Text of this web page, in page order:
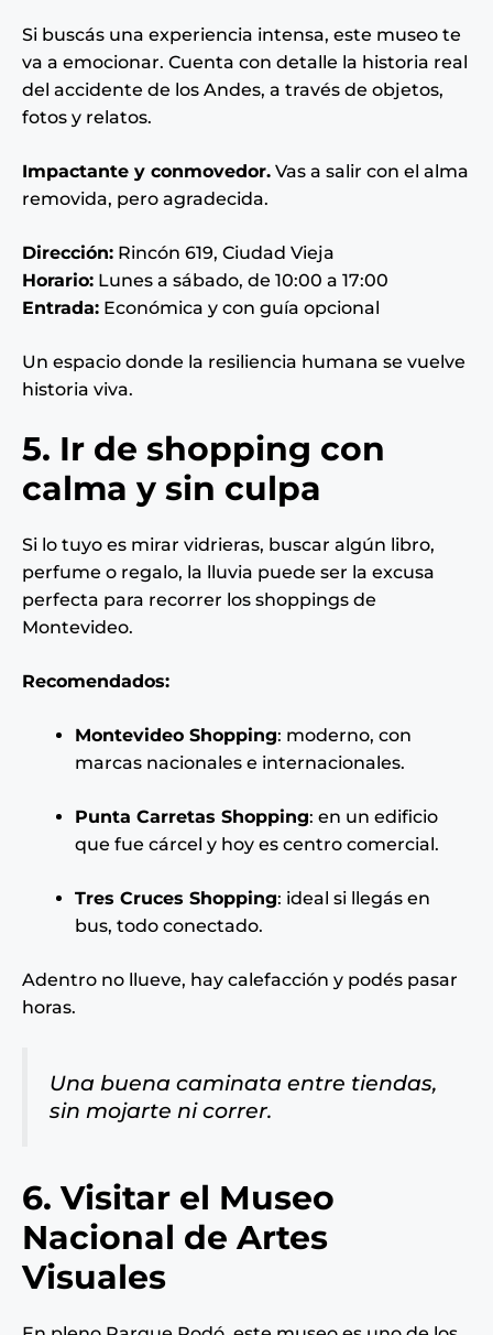
Si buscás una experiencia intensa, este museo te
va a emocionar. Cuenta con detalle la historia real
del accidente de los Andes, a través de objetos,
fotos y relatos.
Impactante y conmovedor. Vas a salir con el alma
removida, pero agradecida.
Dirección: Rincón 619, Ciudad Vieja
Horario: Lunes a sábado, de 10:00 a 17:00
Entrada: Económica y con guía opcional
Un espacio donde la resiliencia humana se vuelve
historia viva.
5. Ir de shopping con
calma y sin culpa
Si lo tuyo es mirar vidrieras, buscar algún libro,
perfume o regalo, la lluvia puede ser la excusa
perfecta para recorrer los shoppings de
Montevideo.
Recomendados:
Montevideo Shopping: moderno, con
marcas nacionales e internacionales.
Punta Carretas Shopping: en un edificio
que fue cárcel y hoy es centro comercial.
Tres Cruces Shopping: ideal si llegás en
bus, todo conectado.
Adentro no llueve, hay calefacción y podés pasar
horas.
Una buena caminata entre tiendas,
sin mojarte ni correr.
6. Visitar el Museo
Nacional de Artes
Visuales